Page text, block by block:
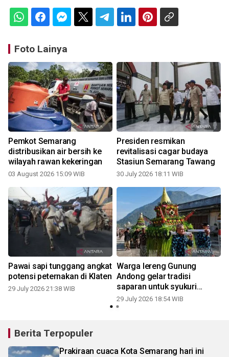
Foto Lainya
Pemkot Semarang
distribusikan air bersih ke
wilayah rawan kekeringan
03 August 2026 15:09 WIB
Presiden resmikan
revitalisasi cagar budaya
Stasiun Semarang Tawang
30 July 2026 18:11 WIB
Pawai sapi tunggang angkat
potensi peternakan di Klaten
29 July 2026 21:38 WIB
Warga lereng Gunung
Andong gelar tradisi
saparan untuk syukuri
panen
29 July 2026 18:54 WIB
Berita Terpopuler
Prakiraan cuaca Kota Semarang hari ini